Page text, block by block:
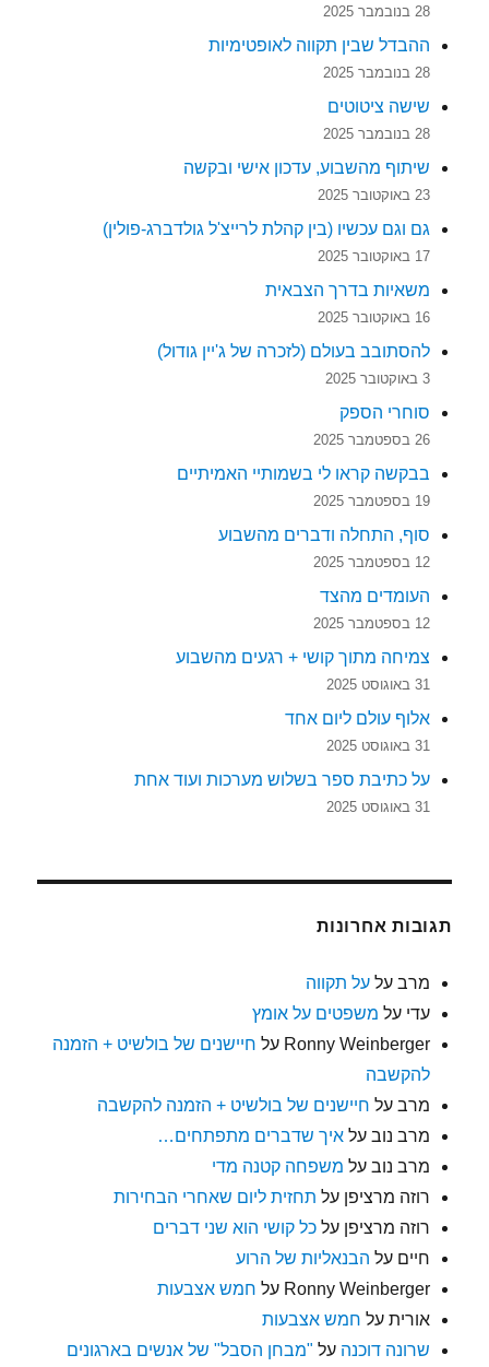
28 בנובמבר 2025
ההבדל שבין תקווה לאופטימיות
28 בנובמבר 2025
שישה ציטוטים
28 בנובמבר 2025
שיתוף מהשבוע, עדכון אישי ובקשה
23 באוקטובר 2025
גם וגם עכשיו (בין קהלת לרייצ'ל גולדברג-פולין)
17 באוקטובר 2025
משאיות בדרך הצבאית
16 באוקטובר 2025
להסתובב בעולם (לזכרה של ג'יין גודול)
3 באוקטובר 2025
סוחרי הספק
26 בספטמבר 2025
בבקשה קראו לי בשמותיי האמיתיים
19 בספטמבר 2025
סוף, התחלה ודברים מהשבוע
12 בספטמבר 2025
העומדים מהצד
12 בספטמבר 2025
צמיחה מתוך קושי + רגעים מהשבוע
31 באוגוסט 2025
אלוף עולם ליום אחד
31 באוגוסט 2025
על כתיבת ספר בשלוש מערכות ועוד אחת
31 באוגוסט 2025
תגובות אחרונות
מרב עלעל תקווה
עדי על משפטים על אומץ
Ronny Weinberger על חיישנים של בולשיט + הזמנה
להקשבה
מרב על חיישנים של בולשיט + הזמנה להקשבה
מרב נוב עלאיך שדברים מתפתחים…
מרב נוב על משפחה קטנה מדי
רוזה מרציפן על תחזית ליום שאחרי הבחירות
רוזה מרציפן עלכל קושי הוא שני דברים
חיים על הבנאליות של הרוע
Ronny Weinberger על חמש אצבעות
אורית על חמש אצבעות
שרונה דוכנה על "מבחן הסבל" של אנשים בארגונים